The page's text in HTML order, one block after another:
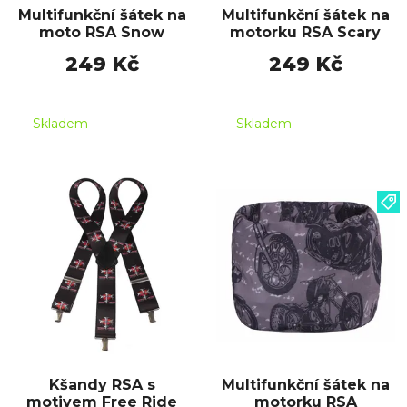
Multifunkční šátek na
moto RSA Snow
249 Kč
Skladem
Multifunkční šátek na
motorku RSA Scary
249 Kč
Skladem
Kšandy RSA s
motivem Free Ride
Multifunkční šátek na
motorku RSA